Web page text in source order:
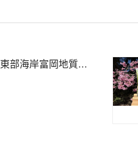
東部海岸富岡地質公